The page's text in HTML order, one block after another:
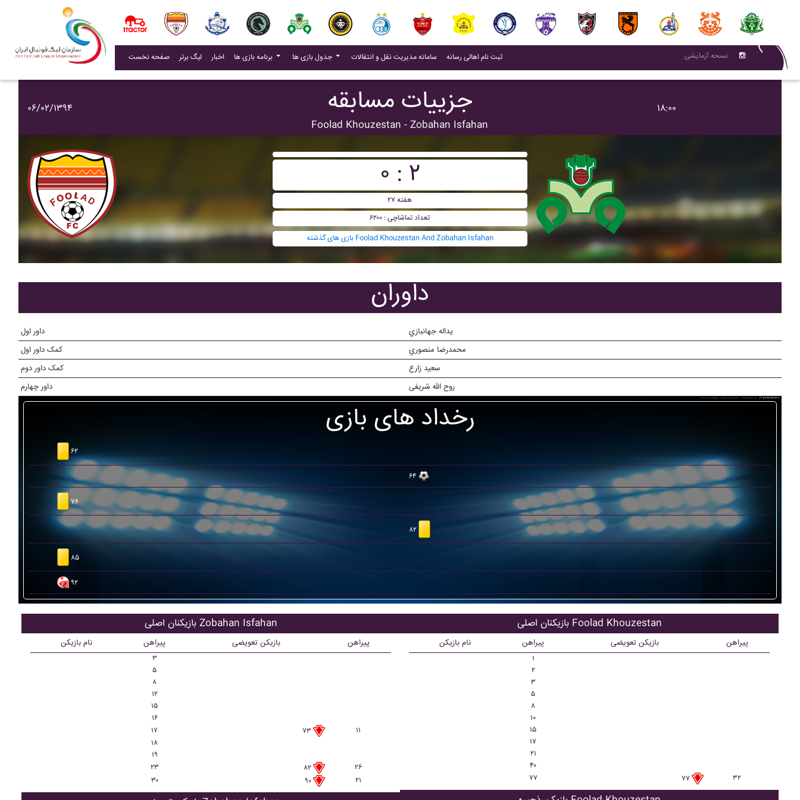
صفحه نخست لیگ برتر اخبار(current) برنامه بازی ها جدول بازی ها سامانه مدیریت نقل و انتقالات (current)
ثبت نام اهالی رسانه(current) نسحه آزمایشی
۰۶/۰۲/۱۳۹۴ جزییات مسابقه
Foolad Khouzestan - Zobahan Isfahan
۱۸:۰۰
۰ : ۲
هفته ۲۷
تعداد تماشاچی : ۶۲۰۰
بازی های گذشته Foolad Khouzestan And Zobahan Isfahan
داوران
داور اول
يداله جهانبازي
کمک داور اول
محمدرضا منصوري
کمک داور دوم
سعيد زارع
داور چهارم
روح الله شریفی
رخداد های بازی
۶۲
۶۴
۷۶
۸۲
۸۵
۹۲
بازیکنان اصلی Zobahan Isfahan
نام بازیکن پیراهن بازیکن تعویضی پیراهن
۳
۵
۸
۱۲
۱۵
۱۶
۱۷
۷۳
۱۱
۱۸
۱۹
۲۳
۸۲
۲۶
۳۰
۹۰ ۲۱
بازیکنان اصلی Foolad Khouzestan
نام بازیکن پیراهن بازیکن تعویضی پیراهن
۱
۲
۳
۵
۸
۱۰
۱۵
۱۷
۲۱
۴۰
۷۷
۷۷ ۳۲